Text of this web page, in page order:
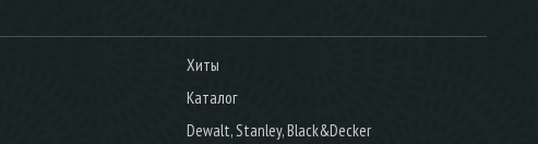
Хиты
Каталог
Dewalt, Stanley, Black&Decker